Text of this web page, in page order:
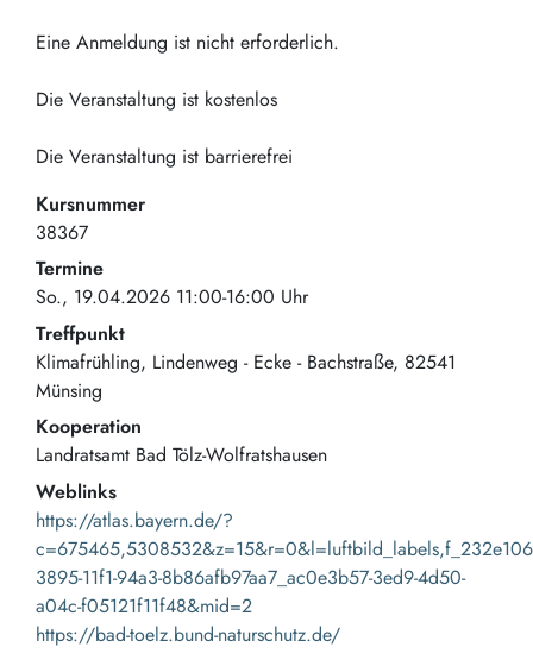
Eine Anmeldung ist nicht erforderlich.
Die Veranstaltung ist kostenlos
Die Veranstaltung ist barrierefrei
Kursnummer
38367
Termine
So., 19.04.2026 11:00-16:00 Uhr
Treffpunkt
Klimafrühling Lindenweg - Ecke - Bachstraße 82541
Münsing
Kooperation
Landratsamt Bad Tölz-Wolfratshausen
Weblinks
https://atlas.bayern.de/?
3895-11f1-94a3-8b86afb97aa7_ac0e3b57-3ed9-4d50-
a04c-f05121f11f48&mid=2
https://bad-toelz.bund-naturschutz.de/